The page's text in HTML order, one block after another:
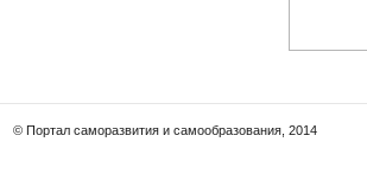
© Портал саморазвития и самообразования, 2014